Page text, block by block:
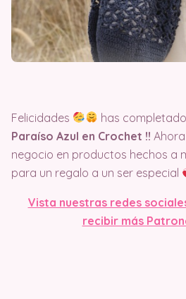
Felicidades has
Paraíso Azul en Crochet !!
negocio en productos hechos a
para un regalo a un ser especial
Vista nuestras redes
recibir más